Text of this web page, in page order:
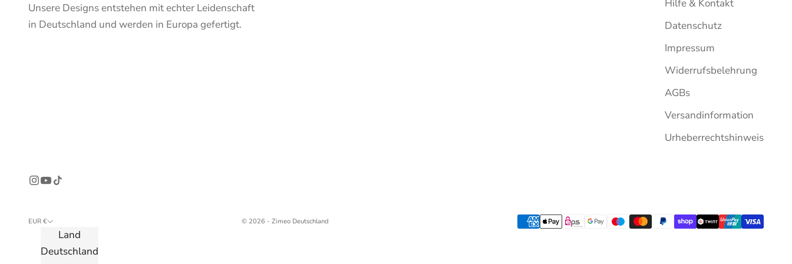
Unsere Designs entstehen mit echter Leidenschaft
in Deutschland und werden in Europa gefertigt.
Hilfe & Kontakt
Datenschutz
Impressum
Widerrufsbelehrung
AGBs
Versandinformation
Urheberrechtshinweis
EUR €
Land
Deutschland
© 2026 - Zimeo Deutschland